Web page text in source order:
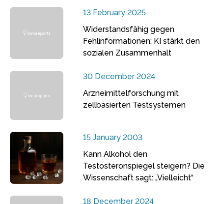
13 February 2025
Widerstandsfähig gegen
Fehlinformationen: KI stärkt den
sozialen Zusammenhalt
30 December 2024
Arzneimittelforschung mit
zellbasierten Testsystemen
15 January 2003
Kann Alkohol den
Testosteronspiegel steigern? Die
Wissenschaft sagt: „Vielleicht“
18 December 2024